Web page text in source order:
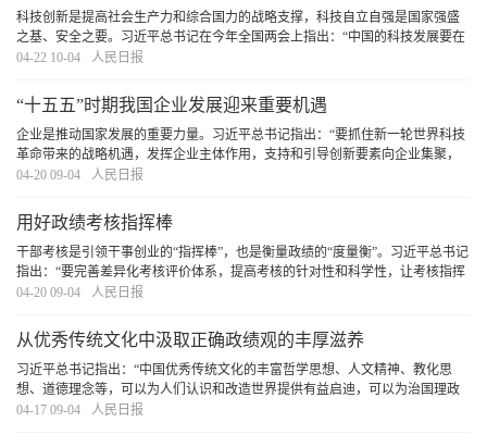
科技创新是提高社会生产力和综合国力的战略支撑，科技自立自强是国家强盛
之基、安全之要。习近平总书记在今年全国两会上指出：“中国的科技发展要在
国际上开展合作的同时，坚持独立自主、自立自强，更好承担起我们的历史责
04-22 10-04 人民日报
“十五五”时期我国企业发展迎来重要机遇
企业是推动国家发展的重要力量。习近平总书记指出：“要抓住新一轮世界科技
革命带来的战略机遇，发挥企业主体作用，支持和引导创新要素向企业集聚，
不断增强企业创新动力、创新活力、创新实力。”“十五五”规划纲要确定了未来
04-20 09-04 人民日报
用好政绩考核指挥棒
干部考核是引领干事创业的“指挥棒”，也是衡量政绩的“度量衡”。习近平总书记
指出：“要完善差异化考核评价体系，提高考核的针对性和科学性，让考核指挥
棒真正管用。”引导广大党员干部树立和践行正确政绩观，创造造福人民、群众
04-20 09-04 人民日报
从优秀传统文化中汲取正确政绩观的丰厚滋养
习近平总书记指出：“中国优秀传统文化的丰富哲学思想、人文精神、教化思
想、道德理念等，可以为人们认识和改造世界提供有益启迪，可以为治国理政
提供有益启示”。我们要坚持古为今用、推陈出新，结合实际，不断从中华优秀
04-17 09-04 人民日报